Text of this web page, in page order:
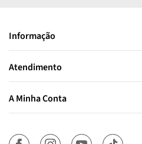
Informação
Atendimento
A Minha Conta